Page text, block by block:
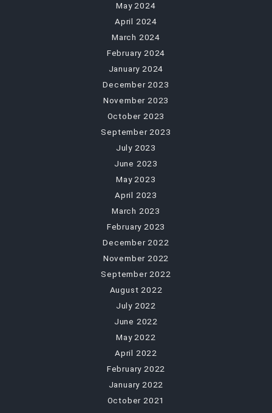
May 2024
April 2024
March 2024
February 2024
January 2024
December 2023
November 2023
October 2023
September 2023
July 2023
June 2023
May 2023
April 2023
March 2023
February 2023
December 2022
November 2022
September 2022
August 2022
July 2022
June 2022
May 2022
April 2022
February 2022
January 2022
October 2021